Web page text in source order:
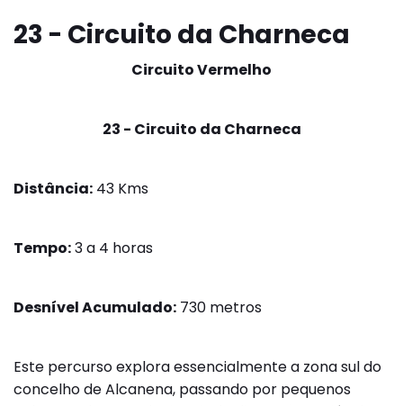
23 - Circuito da Charneca
Circuito Vermelho
23 - Circuito da Charneca
Distância: 43 Kms
Tempo:3 a 4 horas
Desnível Acumulado: 730 metros
Este percurso explora essencialmente a zona sul do
concelho de Alcanena, passando por pequenos